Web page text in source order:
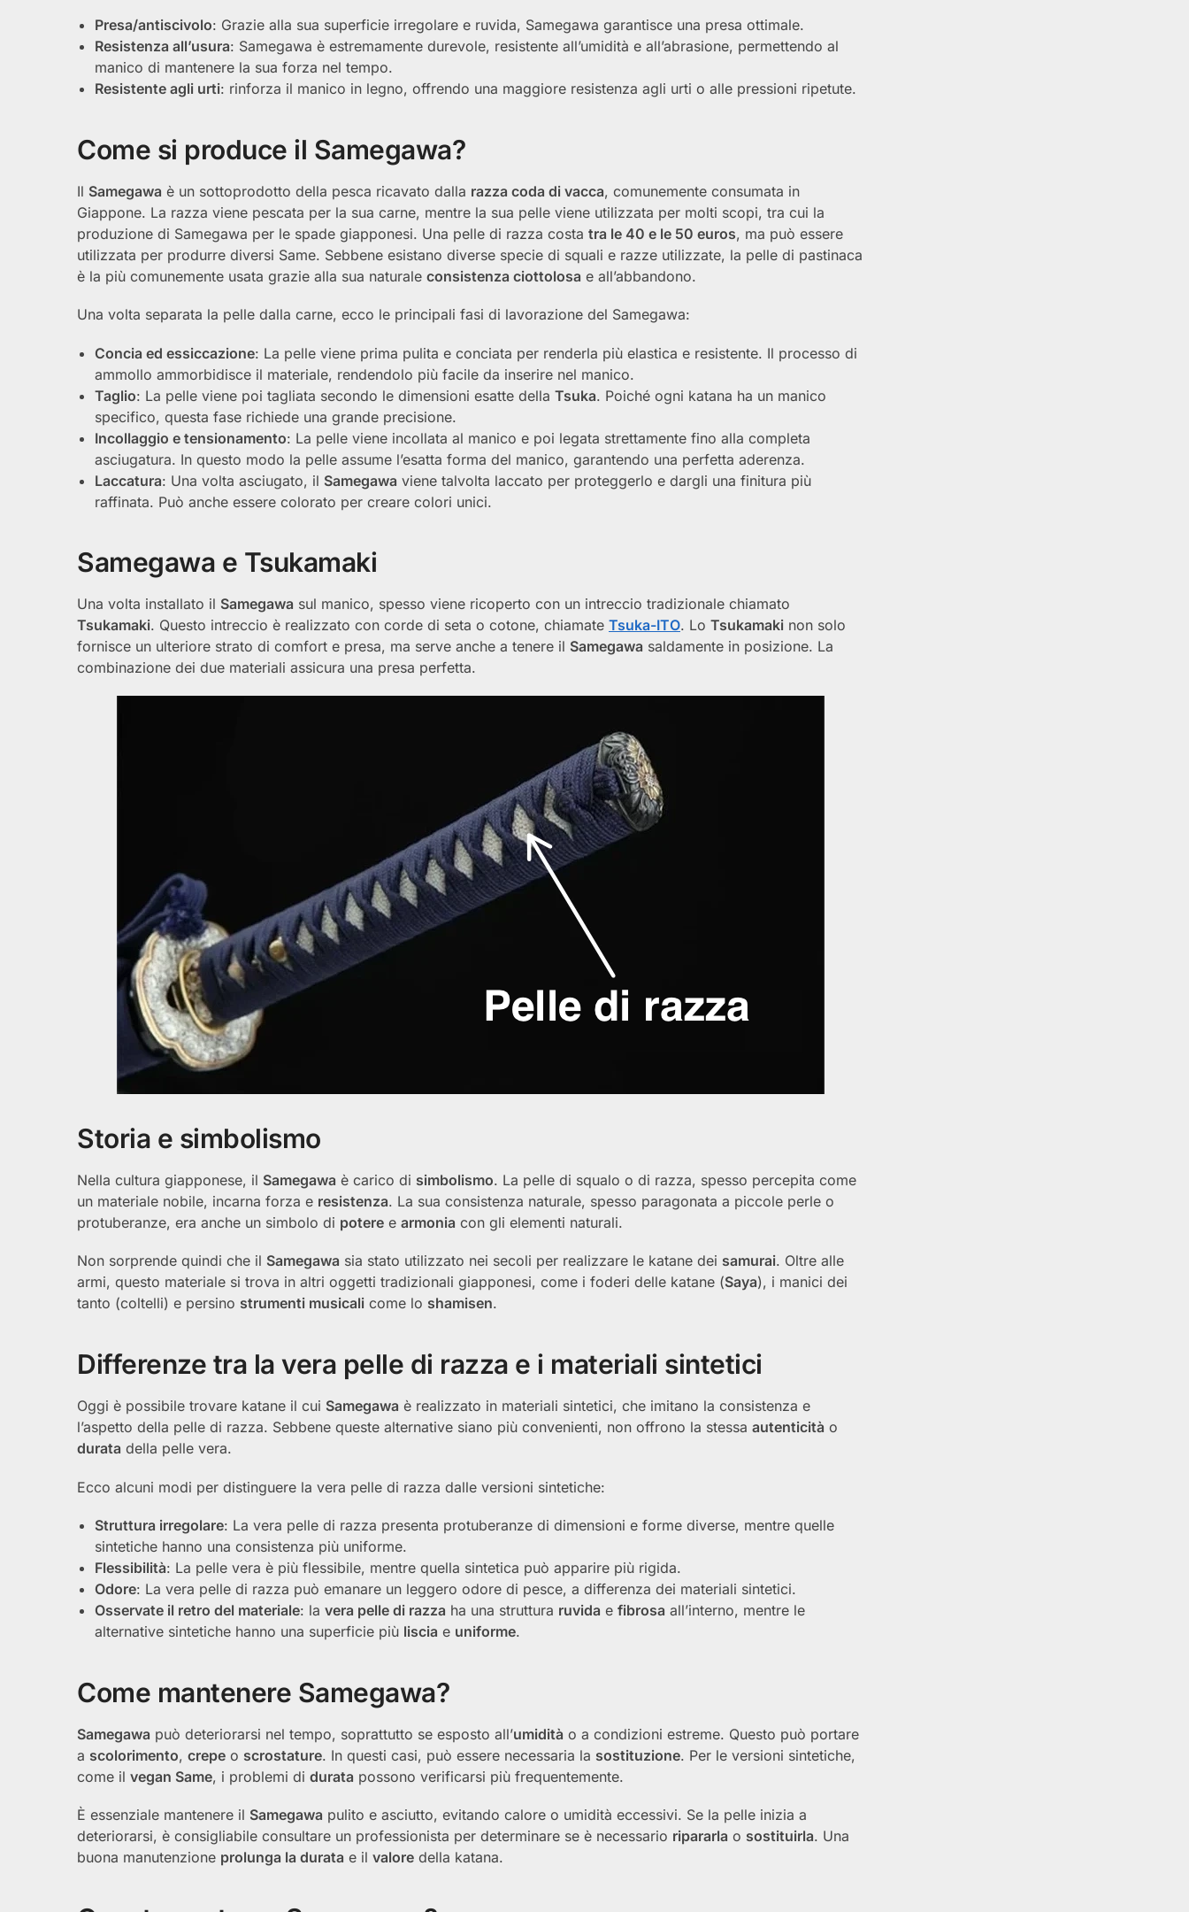
Presa/antiscivolo: Grazie alla sua superficie irregolare e ruvida, Samegawa garantisce una presa ottimale.
Resistenza all’usura: Samegawa è estremamente durevole, resistente all’umidità e all’abrasione, permettendo al
manico di mantenere la sua forza nel tempo.
Resistente agli urti: rinforza il manico in legno, offrendo una maggiore resistenza agli urti o alle pressioni ripetute.
Come si produce il Samegawa?
Il Samegawa è un sottoprodotto della pesca ricavato dalla razza coda di vacca, comunemente consumata in
Giappone. La razza viene pescata per la sua carne, mentre la sua pelle viene utilizzata per molti scopi, tra cui la
produzione di Samegawa per le spade giapponesi. Una pelle di razza costa tra le 40 e le 50 euros, ma può essere
utilizzata per produrre diversi Same. Sebbene esistano diverse specie di squali e razze utilizzate, la pelle di pastinaca
è la più comunemente usata grazie alla sua naturale consistenza ciottolosa e all’abbandono.
Una volta separata la pelle dalla carne, ecco le principali fasi di lavorazione del Samegawa:
Concia ed essiccazione: La pelle viene prima pulita e conciata per renderla più elastica e resistente. Il processo di
ammollo ammorbidisce il materiale, rendendolo più facile da inserire nel manico.
Taglio: La pelle viene poi tagliata secondo le dimensioni esatte della Tsuka. Poiché ogni katana ha un manico
specifico, questa fase richiede una grande precisione.
Incollaggio e tensionamento: La pelle viene incollata al manico e poi legata strettamente fino alla completa
asciugatura. In questo modo la pelle assume l’esatta forma del manico, garantendo una perfetta aderenza.
Laccatura: Una volta asciugato, il Samegawa viene talvolta laccato per proteggerlo e dargli una finitura più
raffinata. Può anche essere colorato per creare colori unici.
Samegawa e Tsukamaki
Una volta installato il Samegawa sul manico, spesso viene ricoperto con un intreccio tradizionale chiamato
Tsukamaki. Questo intreccio è realizzato con corde di seta o cotone, chiamate Tsuka-ITO. Lo Tsukamaki non solo
fornisce un ulteriore strato di comfort e presa, ma serve anche a tenere il Samegawa saldamente in posizione. La
combinazione dei due materiali assicura una presa perfetta.
Storia e simbolismo
Nella cultura giapponese, il Samegawa è carico di simbolismo. La pelle di squalo o di razza, spesso percepita come
un materiale nobile, incarna forza e resistenza. La sua consistenza naturale, spesso paragonata a piccole perle o
protuberanze, era anche un simbolo di potere e armonia con gli elementi naturali.
Non sorprende quindi che il Samegawa sia stato utilizzato nei secoli per realizzare le katane dei samurai. Oltre alle
armi, questo materiale si trova in altri oggetti tradizionali giapponesi, come i foderi delle katane (Saya), i manici dei
tanto (coltelli) e persino strumenti musicali come lo shamisen.
Differenze tra la vera pelle di razza e i materiali sintetici
Oggi è possibile trovare katane il cui Samegawa è realizzato in materiali sintetici, che imitano la consistenza e
l’aspetto della pelle di razza. Sebbene queste alternative siano più convenienti, non offrono la stessa autenticità o
durata della pelle vera.
Ecco alcuni modi per distinguere la vera pelle di razza dalle versioni sintetiche:
Struttura irregolare: La vera pelle di razza presenta protuberanze di dimensioni e forme diverse, mentre quelle
sintetiche hanno una consistenza più uniforme.
Flessibilità: La pelle vera è più flessibile, mentre quella sintetica può apparire più rigida.
Odore: La vera pelle di razza può emanare un leggero odore di pesce, a differenza dei materiali sintetici.
Osservate il retro del materiale: la vera pelle di razza ha una struttura ruvida e fibrosa all’interno, mentre le
alternative sintetiche hanno una superficie più liscia e uniforme.
Come mantenere Samegawa?
Samegawa può deteriorarsi nel tempo, soprattutto se esposto all’umidità o a condizioni estreme. Questo può portare
a scolorimento, crepe o scrostature. In questi casi, può essere necessaria la sostituzione. Per le versioni sintetiche,
come il vegan Same, i problemi di durata possono verificarsi più frequentemente.
È essenziale mantenere il Samegawa pulito e asciutto, evitando calore o umidità eccessivi. Se la pelle inizia a
deteriorarsi, è consigliabile consultare un professionista per determinare se è necessario ripararla o sostituirla. Una
buona manutenzione prolunga la durata e il valore della katana.